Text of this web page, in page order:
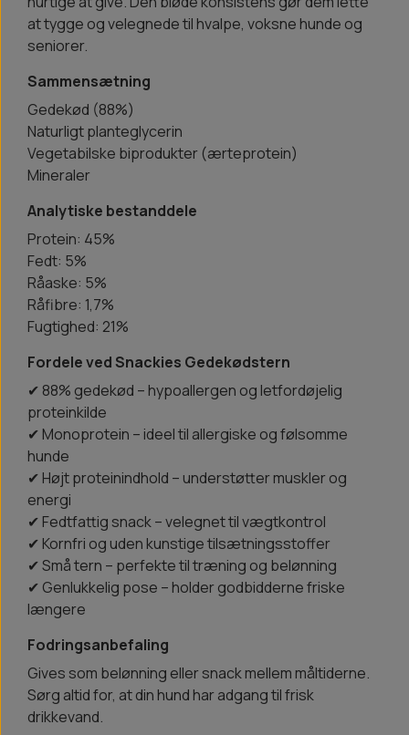
at tygge og velegnede til hvalpe, voksne hunde og
seniorer.
Sammensætning
Gedekød (88%)
Naturligt planteglycerin
Vegetabilske biprodukter (ærteprotein)
Mineraler
Analytiske bestanddele
Protein: 45%
Fedt: 5%
Råaske: 5%
Råfibre: 1,7%
Fugtighed: 21%
Fordele ved Snackies Gedekødstern
✔ 88% gedekød – hypoallergen og letfordøjelig
proteinkilde
✔ Monoprotein – ideel til allergiske og følsomme
hunde
✔ Højt proteinindhold – understøtter muskler og
energi
✔ Fedtfattig snack – velegnet til vægtkontrol
✔ Kornfri og uden kunstige tilsætningsstoffer
✔ Små tern – perfekte til træning og belønning
✔ Genlukkelig pose – holder godbidderne friske
længere
Fodringsanbefaling
Gives som belønning eller snack mellem måltiderne.
Sørg altid for, at din hund har adgang til frisk
drikkevand.